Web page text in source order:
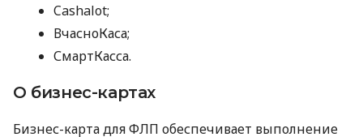
Cashalot;
ВчасноКаса;
СмартКасса.
О бизнес-картах
Бизнес-карта для ФЛП обеспечивает выполнение